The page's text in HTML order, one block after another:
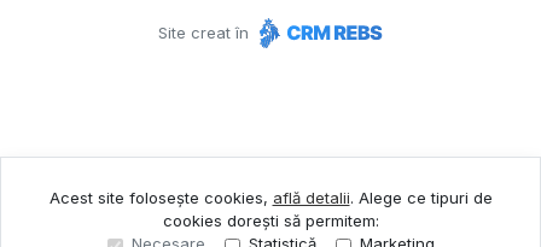
Site creat în
Acest site folosește cookies, află detalii. Alege ce tipuri de
cookies dorești să permitem: